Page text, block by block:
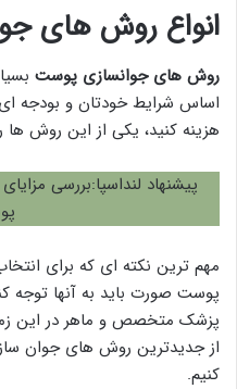
انواع روش های
روش های جوانسازی پوست
اساس شرایط خودتان و بودجه
هزینه کنید، یکی از این روش ها
پیشنهاد لنداسپا:بررسی مزایای
مهم ترین نکته ای که برای
پوست صورت باید به آنها توجه
پزشک متخصص و ماهر در این
از جدیدترین روش های جوان
کنیم.